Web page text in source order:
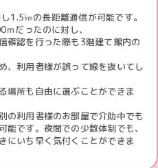
1.5㎞の長距離通信が可能です。
だったのに対し、
確認を行った際も3階建て館内の
、利用者様が誤って線を抜いてし
場所も自由に選ぶことができま
の利用者様のお部屋で介助中でも
です。夜間での少数体制でも、
にいち早く気付くことができま